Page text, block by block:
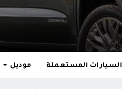
السيارات المستعملة موديل